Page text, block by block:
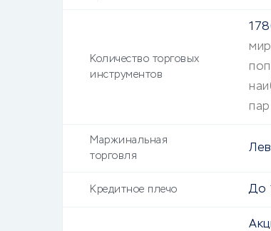
Количество торговых
инструментов
пар
Маржинальная
торговля
Кредитное плечо До